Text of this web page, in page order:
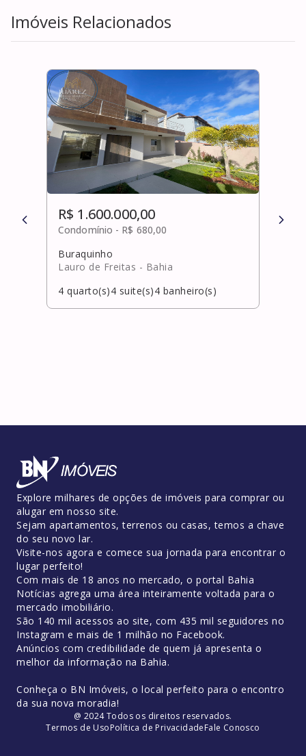
Imóveis Relacionados
R$ 1.600.000,00
Condomínio - R$ 680,00
Buraquinho
Lauro de Freitas - Bahia
4 quarto(s)4 suite(s)4 banheiro(s)
R$
Explore milhares de opções de imóveis para comprar ou
alugar em nosso site.
Sejam apartamentos, terrenos ou casas, temos a chave
do seu novo lar.
Visite-nos agora e comece sua jornada para encontrar o
lugar perfeito!
Com mais de 18 anos no mercado, o portal Bahia
Notícias agrega uma área inteiramente voltada para o
mercado imobiliário.
São 140 mil acessos ao site, com 435 mil seguidores no
Instagram e mais de 1 milhão no Facebook.
Anúncios com credibilidade de quem já apresenta o
melhor da informação na Bahia.
Conheça o BN Imóveis, o local perfeito para o encontro
da sua nova moradia!
@ 2024 Todos os direitos reservados.
Termos de UsoPolítica de PrivacidadeFale Conosco